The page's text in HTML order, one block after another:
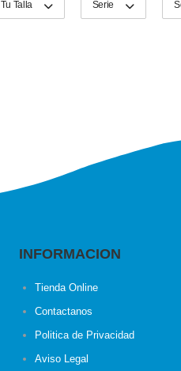
Talla Serie
INFORMACION
Tienda Online
Contactanos
Politica de Privacidad
Aviso Legal